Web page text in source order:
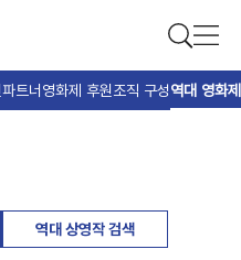
파트너 영화제 후원조직 구성역대 영화제
역대 상영작 검색